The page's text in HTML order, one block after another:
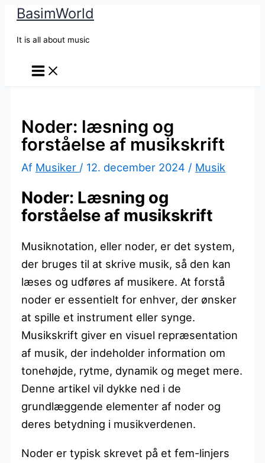
BasimWorld
It is all about music
Noder: læsning og
forståelse af musikskrift
Af Musiker / 12. december 2024 / Musik
Noder: Læsning og
forståelse af musikskrift
Musiknotation, eller noder, er det system,
der bruges til at skrive musik, så den kan
læses og udføres af musikere. At forstå
noder er essentielt for enhver, der ønsker
at spille et instrument eller synge.
Musikskrift giver en visuel repræsentation
af musik, der indeholder information om
tonehøjde, rytme, dynamik og meget mere.
Denne artikel vil dykke ned i de
grundlæggende elementer af noder og
deres betydning i musikverdenen.
Noder er typisk skrevet på et fem-linjers